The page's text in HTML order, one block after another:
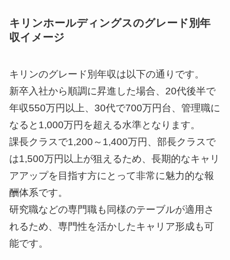
キリンホールディングスのグレード別年
収イメージ
キリンのグレード別年収は以下の通りです。
新卒入社から順調に昇進した場合、20代後半で
年収550万円以上、30代で700万円台、管理職に
なると1,000万円を超える水準となります。
課長クラスで1,200～1,400万円、部長クラスで
は1,500万円以上が狙えるため、長期的なキャリ
アアップを目指す方にとって非常に魅力的な報
酬体系です。
研究職などの専門職も同様のテーブルが適用さ
れるため、専門性を活かしたキャリア形成も可
能です。